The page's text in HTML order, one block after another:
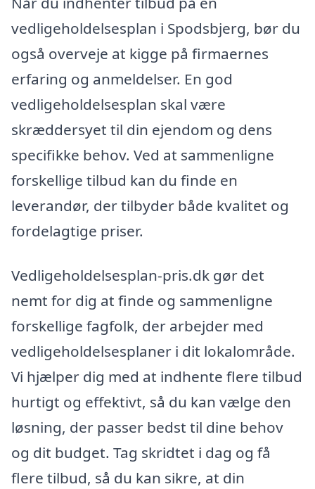
vedligeholdelsesplan i Spodsbjerg, bør du
også overveje at kigge på firmaernes
erfaring og anmeldelser. En god
vedligeholdelsesplan skal være
skræddersyet til din ejendom og dens
specifikke behov. Ved at sammenligne
forskellige tilbud kan du finde en
leverandør, der tilbyder både kvalitet og
fordelagtige priser.
Vedligeholdelsesplan-pris.dk gør det
nemt for dig at finde og sammenligne
forskellige fagfolk, der arbejder med
vedligeholdelsesplaner i dit lokalområde.
Vi hjælper dig med at indhente flere tilbud
hurtigt og effektivt, så du kan vælge den
løsning, der passer bedst til dine behov
og dit budget. Tag skridtet i dag og få
flere tilbud, så du kan sikre, at din